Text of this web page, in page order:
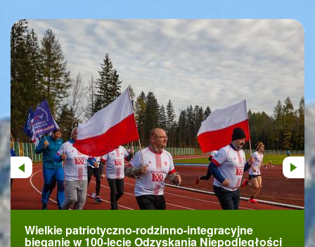
Wielkie patriotyczno-rodzinno-integracyjne
bieganie w 100-lecie Odzyskania Niepodległości
Uroczyste obchody 100-lecia odzyskania
Niepodległości
Previous Next